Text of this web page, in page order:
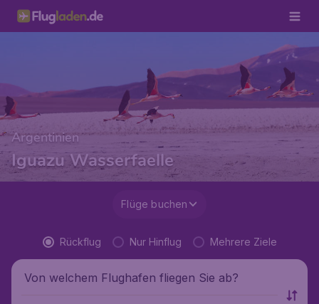
Argentinien
Iguazu Wasserfaelle
Flüge buchen
Rückflug Nur Hinflug Mehrere Ziele
Von welchem Flughafen fliegen Sie ab?